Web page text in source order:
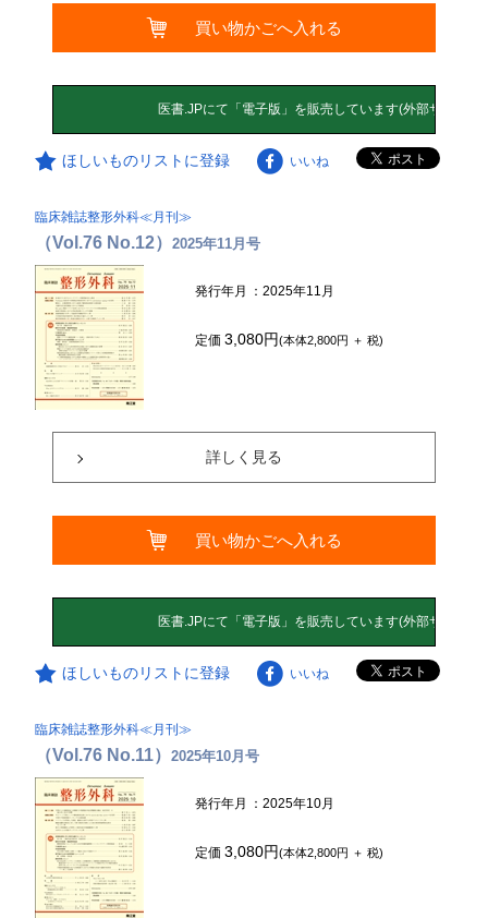
買い物かごへ入れる
ほしいものリストに登録 いいね
臨床雑誌整形外科≪月刊≫
（Vol.76 No.12）2025年11月号
発行年月 ：2025年11月
定価3,080円(本体2,800円 ＋ 税)
詳しく見る
買い物かごへ入れる
ほしいものリストに登録 いいね
臨床雑誌整形外科≪月刊≫
（Vol.76 No.11）2025年10月号
発行年月 ：2025年10月
定価3,080円(本体2,800円 ＋ 税)